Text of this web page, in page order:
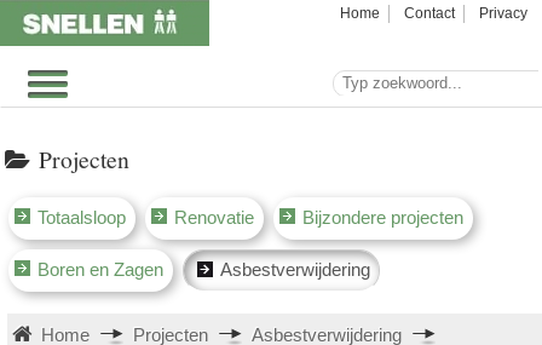
Home Contact Privacy
Projecten
Totaalsloop Renovatie Bijzondere projecten
Boren en Zagen Asbestverwijdering
Home Projecten Asbestverwijdering